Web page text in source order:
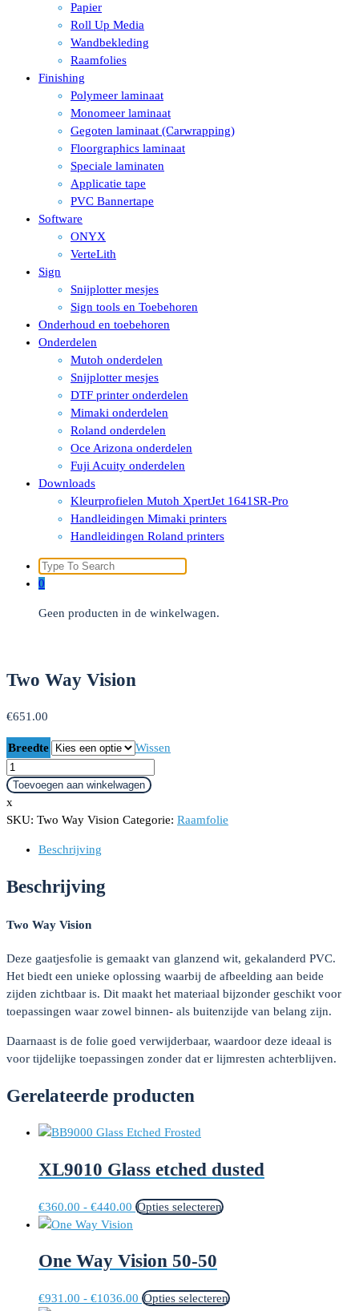
Papier
Roll Up Media
Wandbekleding
Raamfolies
Finishing
Polymeer laminaat
Monomeer laminaat
Gegoten laminaat (Carwrapping)
Floorgraphics laminaat
Speciale laminaten
Applicatie tape
PVC Bannertape
Software
ONYX
VerteLith
Sign
Snijplotter mesjes
Sign tools en Toebehoren
Onderhoud en toebehoren
Onderdelen
Mutoh onderdelen
Snijplotter mesjes
DTF printer onderdelen
Mimaki onderdelen
Roland onderdelen
Oce Arizona onderdelen
Fuji Acuity onderdelen
Downloads
Kleurprofielen Mutoh XpertJet 1641SR-Pro
Handleidingen Mimaki printers
Handleidingen Roland printers
Search
for:
0
Geen producten in de winkelwagen.
Two Way Vision
€651.00
Breedte
Wissen
Two
Way
Vision
aantal
Toevoegen aan winkelwagen
x
SKU: Two Way Vision Categorie: Raamfolie
Beschrijving
Beschrijving
Two Way Vision
Deze gaatjesfolie is gemaakt van glanzend wit, gekalanderd PVC.
Het biedt een unieke oplossing waarbij de afbeelding aan beide
zijden zichtbaar is. Dit maakt het materiaal bijzonder geschikt voor
toepassingen waar zowel binnen- als buitenzijde van belang zijn.
Daarnaast is de folie goed verwijderbaar, waardoor deze ideaal is
voor tijdelijke toepassingen zonder dat er lijmresten achterblijven.
Gerelateerde producten
XL9010 Glass etched dusted
€360.00 - €440.00 Prijsklasse:
€360.00
€440.00
Opties selecterenDit
Deze
One Way Vision 50-50
€931.00 - €1036.00 Prijsklasse:
Opties selecterenDit